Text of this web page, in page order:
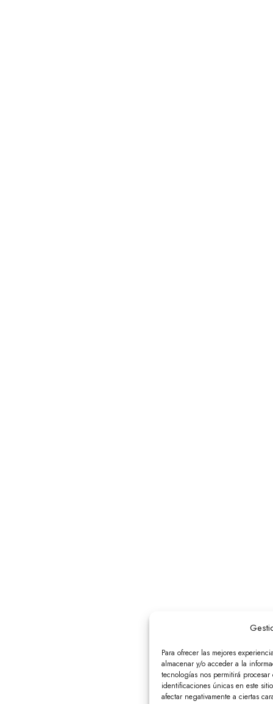
Para ofrecer las mejores
almacenar y/o acceder a la
tecnologías nos permitirá
identificaciones únicas en este
afectar negativamente a ciertas